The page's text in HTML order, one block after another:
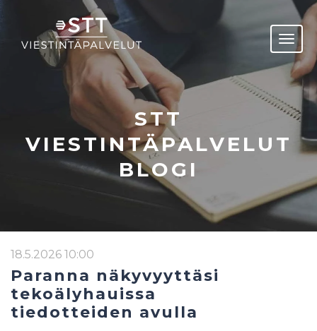
STT
VIESTINTÄPALVELUT
BLOGI
18.5.2026 10:00
Paranna näkyvyyttäsi
tekoälyhauissa
tiedotteiden avulla